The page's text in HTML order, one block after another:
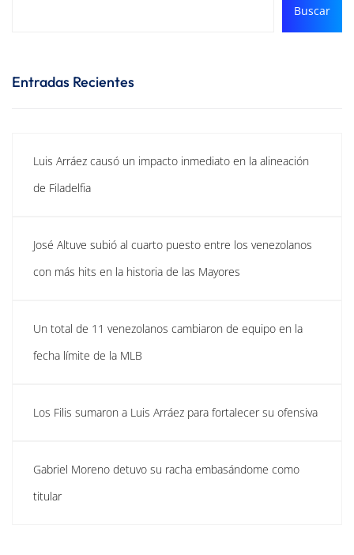
Buscar
Entradas Recientes
Luis Arráez causó un impacto inmediato en la alineación
de Filadelfia
José Altuve subió al cuarto puesto entre los venezolanos
con más hits en la historia de las Mayores
Un total de 11 venezolanos cambiaron de equipo en la
fecha límite de la MLB
Los Filis sumaron a Luis Arráez para fortalecer su ofensiva
Gabriel Moreno detuvo su racha embasándome como
titular